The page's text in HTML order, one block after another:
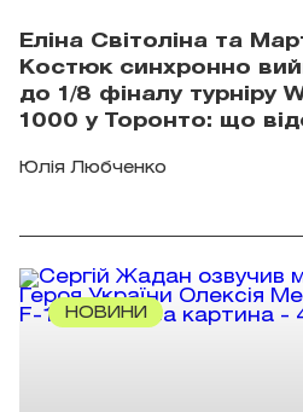
Еліна Світоліна та
Костюк синхронно
до 1/8 фіналу турніру
1000 у Торонто: що
Юлія Любченко
НОВИНИ